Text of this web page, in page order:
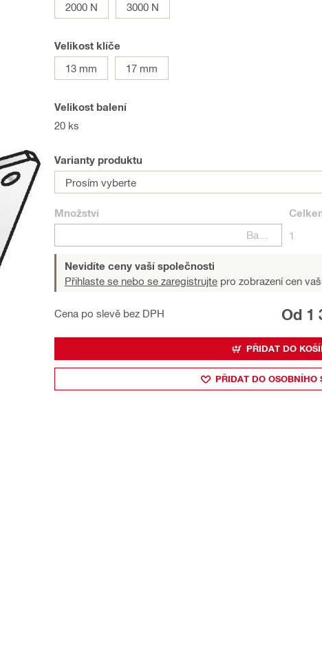
2000 N
3000 N
Velikost klíče
13 mm
17 mm
Velikost balení
20 ks
Varianty produktu
Prosím vyberte
Množství
1
Nevidíte ceny vaší společnosti
Přihlaste se nebo se zaregistrujte pro zobrazení cen
Cena po slevě bez DPH Od 1
PŘIDAT DO
PŘIDAT DO OSOBNÍHO